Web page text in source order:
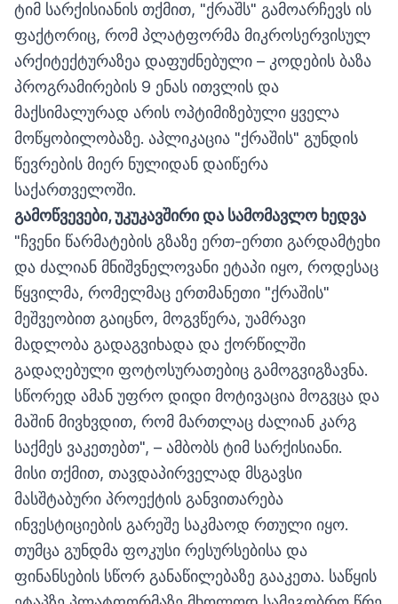
ტიმ სარქისიანის თქმით, "ქრაშს" გამოარჩევს ის
ფაქტორიც, რომ პლატფორმა მიკროსერვისულ
არქიტექტურაზეა დაფუძნებული – კოდების ბაზა
პროგრამირების 9 ენას ითვლის და
მაქსიმალურად არის ოპტიმიზებული ყველა
მოწყობილობაზე. აპლიკაცია "ქრაშის" გუნდის
წევრების მიერ ნულიდან დაიწერა
საქართველოში.
გამოწვევები,უკუკავშირი და სამომავლო ხედვა
"ჩვენი წარმატების გზაზე ერთ-ერთი გარდამტეხი
და ძალიან მნიშვნელოვანი ეტაპი იყო, როდესაც
წყვილმა, რომელმაც ერთმანეთი "ქრაშის"
მეშვეობით გაიცნო, მოგვწერა, უამრავი
მადლობა გადაგვიხადა და ქორწილში
გადაღებული ფოტოსურათებიც გამოგვიგზავნა.
სწორედ ამან უფრო დიდი მოტივაცია მოგვცა და
მაშინ მივხვდით, რომ მართლაც ძალიან კარგ
საქმეს ვაკეთებთ", – ამბობს ტიმ სარქისიანი.
მისი თქმით, თავდაპირველად მსგავსი
მასშტაბური პროექტის განვითარება
ინვესტიციების გარეშე საკმაოდ რთული იყო.
თუმცა გუნდმა ფოკუსი რესურსებისა და
ფინანსების სწორ განაწილებაზე გააკეთა. საწყის